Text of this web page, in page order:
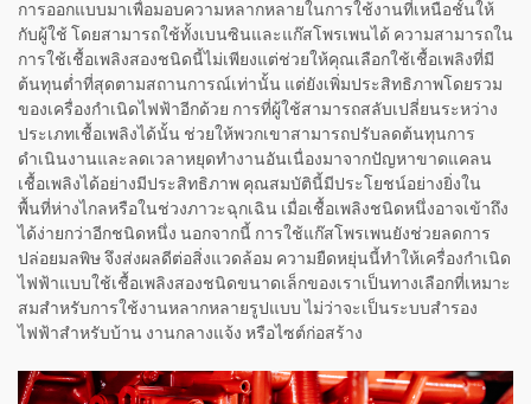
การออกแบบมาเพื่อมอบความหลากหลายในการใช้งานที่เหนือชั้นให้
กับผู้ใช้ โดยสามารถใช้ทั้งเบนซินและแก๊สโพรเพนได้ ความสามารถใน
การใช้เชื้อเพลิงสองชนิดนี้ไม่เพียงแต่ช่วยให้คุณเลือกใช้เชื้อเพลิงที่มี
ต้นทุนต่ำที่สุดตามสถานการณ์เท่านั้น แต่ยังเพิ่มประสิทธิภาพโดยรวม
ของเครื่องกำเนิดไฟฟ้าอีกด้วย การที่ผู้ใช้สามารถสลับเปลี่ยนระหว่าง
ประเภทเชื้อเพลิงได้นั้น ช่วยให้พวกเขาสามารถปรับลดต้นทุนการ
ดำเนินงานและลดเวลาหยุดทำงานอันเนื่องมาจากปัญหาขาดแคลน
เชื้อเพลิงได้อย่างมีประสิทธิภาพ คุณสมบัตินี้มีประโยชน์อย่างยิ่งใน
พื้นที่ห่างไกลหรือในช่วงภาวะฉุกเฉิน เมื่อเชื้อเพลิงชนิดหนึ่งอาจเข้าถึง
ได้ง่ายกว่าอีกชนิดหนึ่ง นอกจากนี้ การใช้แก๊สโพรเพนยังช่วยลดการ
ปล่อยมลพิษ จึงส่งผลดีต่อสิ่งแวดล้อม ความยืดหยุ่นนี้ทำให้เครื่องกำเนิด
ไฟฟ้าแบบใช้เชื้อเพลิงสองชนิดขนาดเล็กของเราเป็นทางเลือกที่เหมาะ
สมสำหรับการใช้งานหลากหลายรูปแบบ ไม่ว่าจะเป็นระบบสำรอง
ไฟฟ้าสำหรับบ้าน งานกลางแจ้ง หรือไซต์ก่อสร้าง